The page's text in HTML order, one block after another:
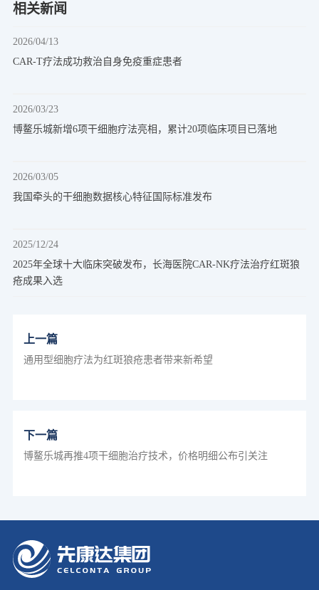
相关新闻
2026/04/13
CAR-T疗法成功救治自身免疫重症患者
2026/03/23
博鳌乐城新增6项干细胞疗法亮相，累计20项临床项目已落地
2026/03/05
我国牵头的干细胞数据核心特征国际标准发布
2025/12/24
2025年全球十大临床突破发布，长海医院CAR-NK疗法治疗红斑狼
疮成果入选
上一篇
通用型细胞疗法为红斑狼疮患者带来新希望
下一篇
博鳌乐城再推4项干细胞治疗技术，价格明细公布引关注